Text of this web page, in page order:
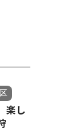
楽し